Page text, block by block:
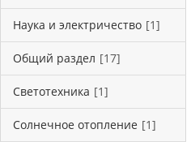
Наука и электричество [1]
Общий раздел [17]
Светотехника [1]
Солнечное отопление [1]